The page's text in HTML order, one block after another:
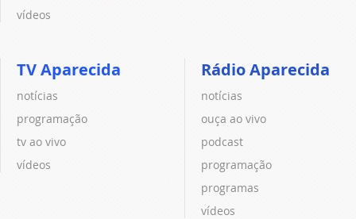
vídeos
TV Aparecida
notícias
programação
tv ao vivo
vídeos
Rádio Aparecida
notícias
ouça ao vivo
podcast
programação
programas
vídeos